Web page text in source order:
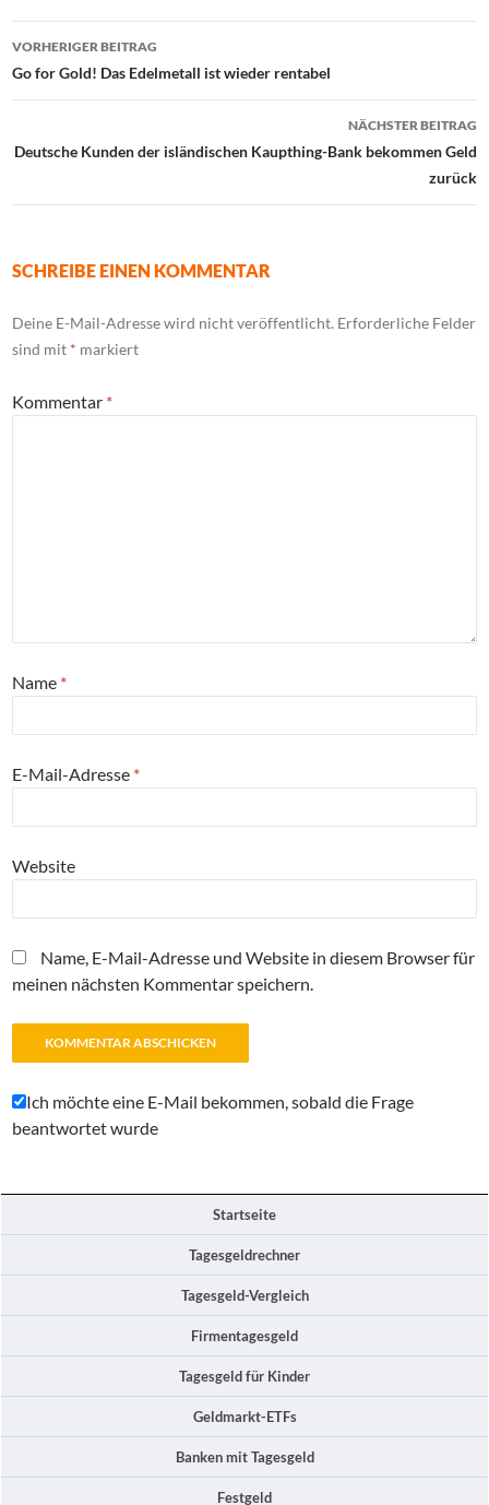
Beitrags-
Navigation
VORHERIGER BEITRAG
Go for Gold! Das Edelmetall ist wieder rentabel
NÄCHSTER BEITRAG
Deutsche Kunden der isländischen Kaupthing-Bank bekommen Geld
zurück
SCHREIBE EINEN KOMMENTAR
Deine E-Mail-Adresse wird nicht veröffentlicht. Erforderliche Felder
sind mit * markiert
Kommentar *
Name *
E-Mail-Adresse *
Website
Name, E-Mail-Adresse und Website in diesem Browser für
meinen nächsten Kommentar speichern.
Ich möchte eine E-Mail bekommen, sobald die Frage
beantwortet wurde
Startseite
Tagesgeldrechner
Tagesgeld-Vergleich
Firmentagesgeld
Tagesgeld für Kinder
Geldmarkt-ETFs
Banken mit Tagesgeld
Festgeld